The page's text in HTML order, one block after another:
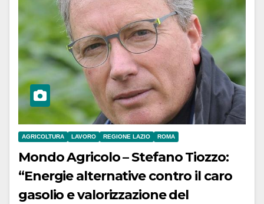
AGRICOLTURA LAVORO REGIONE LAZIO ROMA
Mondo Agricolo – Stefano Tiozzo:
“Energie alternative contro il caro
gasolio e valorizzazione del